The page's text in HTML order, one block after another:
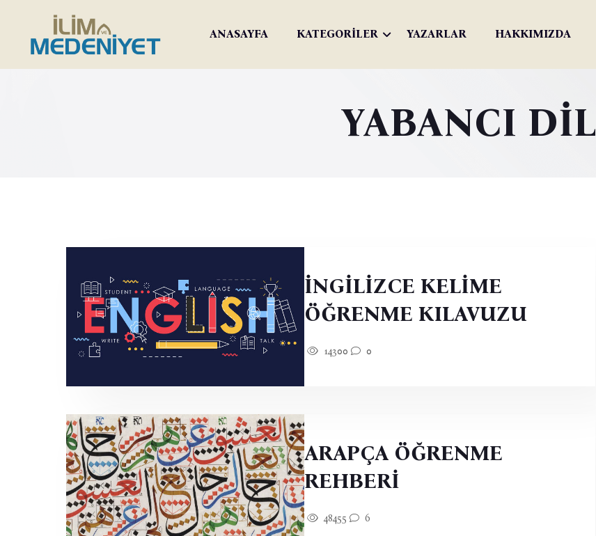
ANASAYFA KATEGORİLER YAZARLAR HAKKIMIZDA
YABANCI DİL
İNGİLİZCE KELİME
ÖĞRENME KILAVUZU
14300 0
ARAPÇA ÖĞRENME
REHBERİ
48455 6